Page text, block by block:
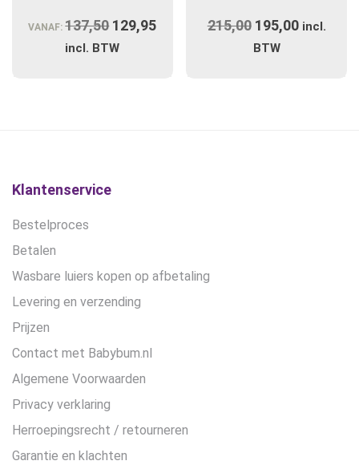
VANAF:137,50 Oorspronkelijke
prijs
129,95 Huidige
incl. BTW
215,00
prijs
195,00Huidige
incl.
BTW
Klantenservice
Bestelproces
Betalen
Wasbare luiers kopen op afbetaling
Levering en verzending
Prijzen
Contact met Babybum.nl
Algemene Voorwaarden
Privacy verklaring
Herroepingsrecht / retourneren
Garantie en klachten